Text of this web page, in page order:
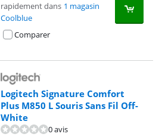
rapidement dans 1 magasin
Coolblue
Comparer
Logitech Signature Comfort
Plus M850 L Souris Sans Fil Off-
White
0 avis